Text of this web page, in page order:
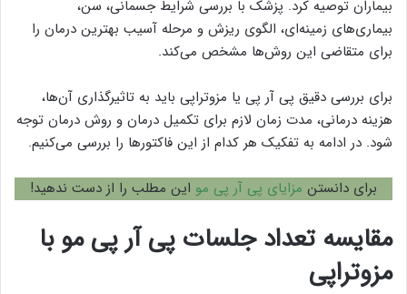
بیماران توصیه کرد. پزشک با بررسی شرایط جسمانی، سن،
بیماری‌های زمینه‌ای، الگوی ریزش و مرحله آسیب بهترین درمان را
برای متقاضی این روش‌ها مشخص می‌کند.
برای بررسی دقیق پی آر پی یا مزوتراپی باید به تاثیرگذاری آن‌ها،
هزینه درمانی، مدت زمان لازم برای تکمیل درمان و روش درمان توجه
شود. در ادامه به تفکیک هر کدام از این فاکتورها را بررسی می‌کنیم.
برای دانستن مزایای پی آر پی مو این مطلب را از دست ندهید!
مقایسه تعداد جلسات پی آر پی مو با
مزوتراپی